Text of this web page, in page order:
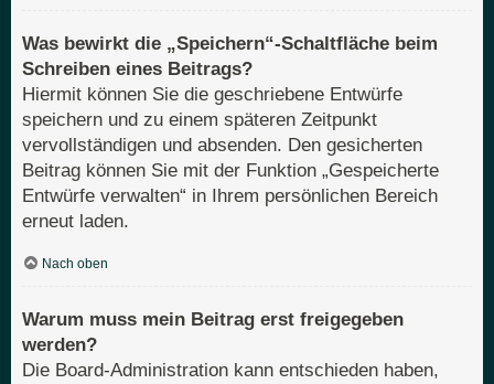
Was bewirkt die „Speichern“-Schaltfläche beim
Schreiben eines Beitrags?
Hiermit können Sie die geschriebene Entwürfe
speichern und zu einem späteren Zeitpunkt
vervollständigen und absenden. Den gesicherten
Beitrag können Sie mit der Funktion „Gespeicherte
Entwürfe verwalten“ in Ihrem persönlichen Bereich
erneut laden.
Nach oben
Warum muss mein Beitrag erst freigegeben
werden?
Die Board-Administration kann entschieden haben,